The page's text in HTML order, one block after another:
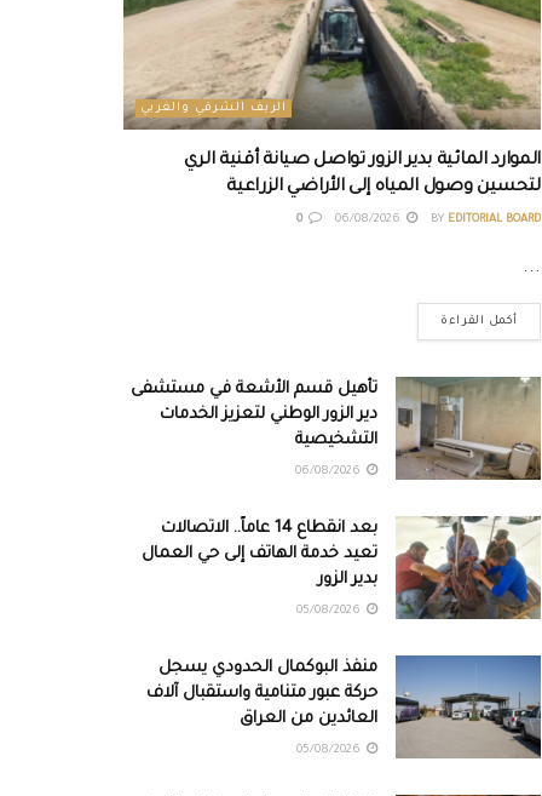
الريف الشرقي والغربي
الموارد المائية بدير الزور تواصل صيانة أقنية الري
لتحسين وصول المياه إلى الأراضي الزراعية
BY EDITORIAL BOARD
0
...
أكمل القراءة
تأهيل قسم الأشعة في مستشفى
دير الزور الوطني لتعزيز الخدمات
التشخيصية
بعد انقطاع 14 عاماً.. الاتصالات
تعيد خدمة الهاتف إلى حي العمال
بدير الزور
منفذ البوكمال الحدودي يسجل
حركة عبور متنامية واستقبال آلاف
العائدين من العراق